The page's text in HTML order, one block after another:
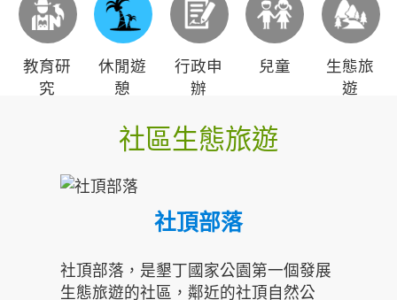
教育研
究
休閒遊
憩
行政申
辦
兒童
生態旅
遊
社區生態旅遊
社頂部落
社頂部落，是墾丁國家公園第一個發展
生態旅遊的社區，鄰近的社頂自然公